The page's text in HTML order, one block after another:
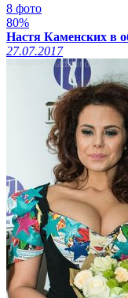
8 фото
80%
Настя Каменских в
27.07.2017